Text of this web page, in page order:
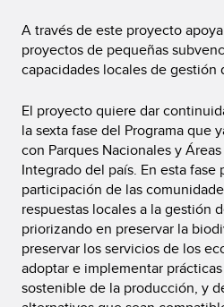
A través de este proyecto
proyectos de pequeñas
capacidades locales de gestión
El proyecto quiere dar
la sexta fase del Programa que
con Parques Nacionales y
Integrado del país. En esta
participación de las
respuestas locales a la gestión
priorizando en preservar la
preservar los servicios de los
adoptar e implementar
sostenible de la producción, y